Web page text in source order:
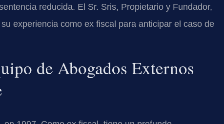
reducida. El Sr. Sris, Propietario y Fundador,
experiencia como ex fiscal para anticipar el caso de
de Abogados Externos